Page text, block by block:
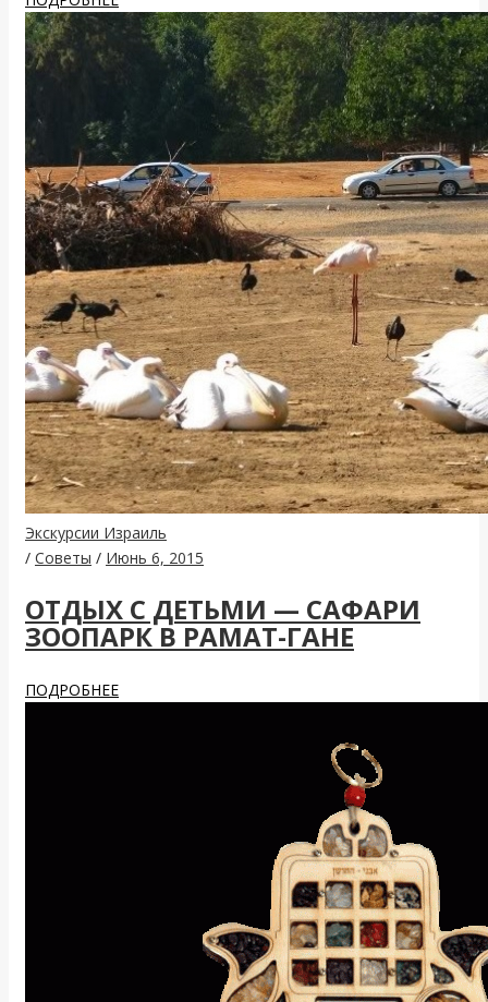
Экскурсии Израиль
/ Советы / Июнь 6, 2015
ОТДЫХ С ДЕТЬМИ — САФАРИ
ЗООПАРК В РАМАТ-ГАНЕ
ПОДРОБНЕЕ